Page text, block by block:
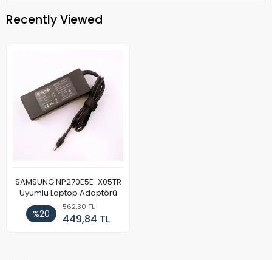
Recently Viewed
SAMSUNG NP270E5E-X05TR
Uyumlu Laptop Adaptörü
%20
562,30 TL
449,84 TL